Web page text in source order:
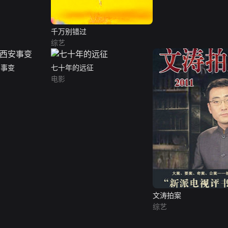
千万别错过
综艺
变
七十年的远征
电影
文涛拍案
综艺